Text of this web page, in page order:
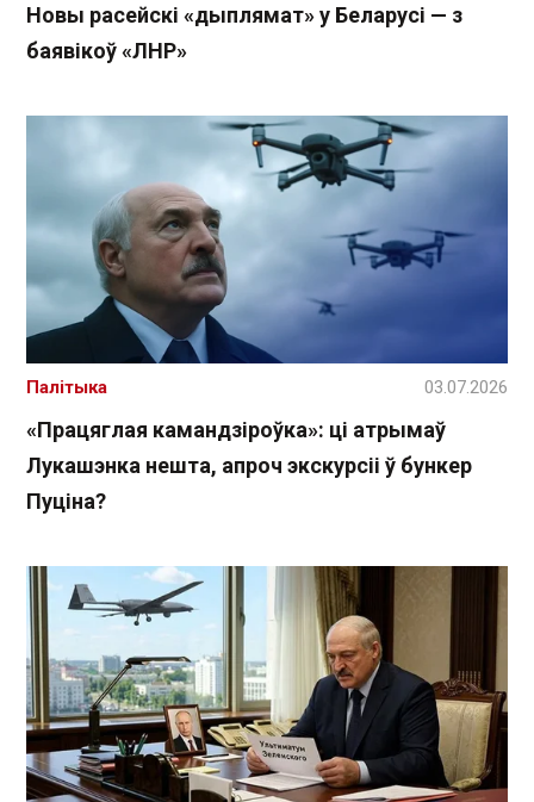
Новы расейскі «дыплямат» у Беларусі — з
баявікоў «ЛНР»
«Працяглая камандзіроўка»: ці атрымаў
Лукашэнка нешта, апроч экскурсіі ў бункер
Пуціна?
Палітыка 03.07.2026